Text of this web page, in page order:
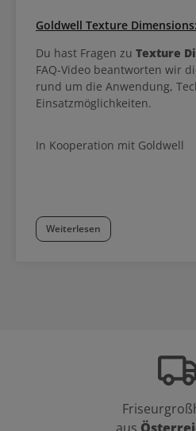
Goldwell Texture
Du hast Fragen zu Texture
FAQ-Video beantworten wir
rund um die Anwendung,
Einsatzmöglichkeiten.
In Kooperation mit Goldwell
Weiterlesen